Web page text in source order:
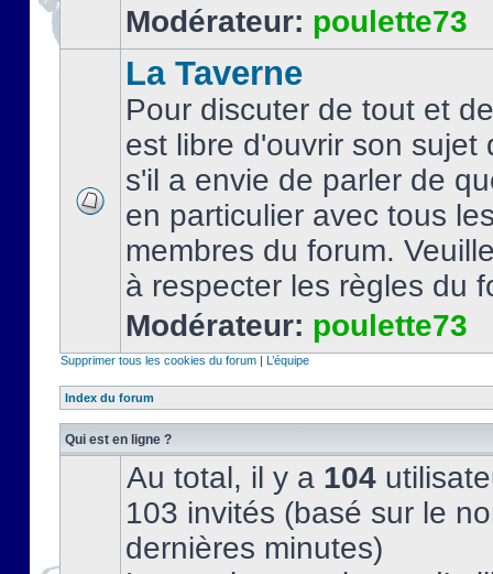
Modérateur: poulette73
La Taverne
Pour discuter de tout et
est libre d'ouvrir son sujet
s'il a envie de parler de
en particulier avec tous
membres du forum.
à respecter les règles du
Modérateur: poulette73
Supprimer tous les cookies du forum | L’équipe
Index du forum
Qui est en ligne ?
Au total, il y a 104
103 invités (basé sur le
dernières minutes)